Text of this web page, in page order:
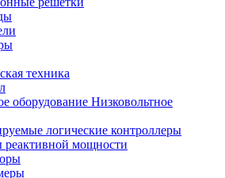
техника
Низковольтное
логические контроллеры
реактивной мощности